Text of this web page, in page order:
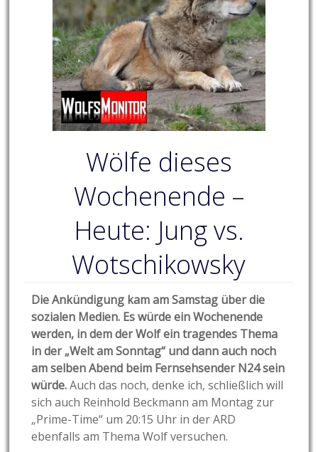
Wölfe dieses
Wochenende –
Heute: Jung vs.
Wotschikowsky
Die Ankündigung kam am Samstag über die
sozialen Medien. Es würde ein Wochenende
werden, in dem der Wolf ein tragendes Thema
in der „Welt am Sonntag“ und dann auch noch
am selben Abend beim Fernsehsender N24 sein
würde.Auch das noch, denke ich, schließlich will
sich auch Reinhold Beckmann am Montag zur
„Prime-Time“ um 20:15 Uhr in der ARD
ebenfalls am Thema Wolf versuchen.